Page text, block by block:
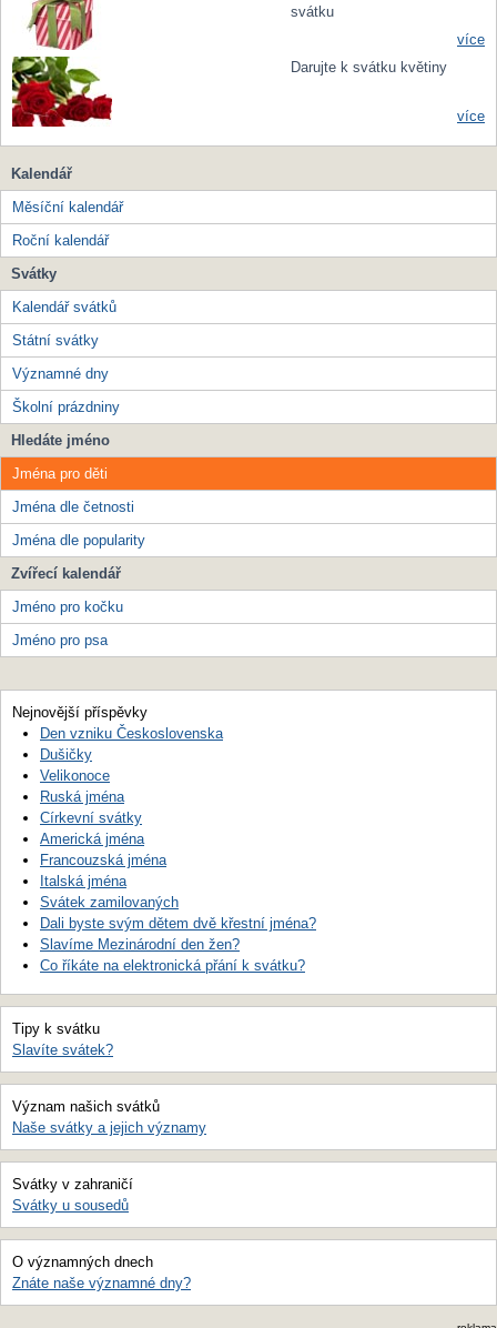
svátku
více
Darujte k svátku květiny
více
Kalendář
Měsíční kalendář
Roční kalendář
Svátky
Kalendář svátků
Státní svátky
Významné dny
Školní prázdniny
Hledáte jméno
Jména pro děti
Jména dle četnosti
Jména dle popularity
Zvířecí kalendář
Jméno pro kočku
Jméno pro psa
Nejnovější příspěvky
Den vzniku Československa
Dušičky
Velikonoce
Ruská jména
Církevní svátky
Americká jména
Francouzská jména
Italská jména
Svátek zamilovaných
Dali byste svým dětem dvě křestní jména?
Slavíme Mezinárodní den žen?
Co říkáte na elektronická přání k svátku?
Tipy k svátku
Slavíte svátek?
Význam našich svátků
Naše svátky a jejich významy
Svátky v zahraničí
Svátky u sousedů
O významných dnech
Znáte naše významné dny?